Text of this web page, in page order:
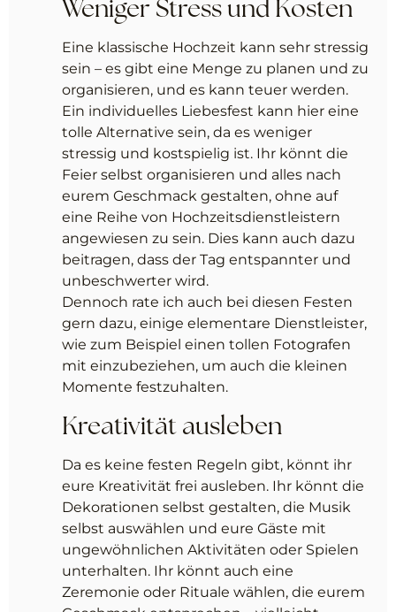
Weniger Stress und Kosten
Eine klassische Hochzeit kann sehr stressig
sein – es gibt eine Menge zu planen und zu
organisieren, und es kann teuer werden.
Ein individuelles Liebesfest kann hier eine
tolle Alternative sein, da es weniger
stressig und kostspielig ist. Ihr könnt die
Feier selbst organisieren und alles nach
eurem Geschmack gestalten, ohne auf
eine Reihe von Hochzeitsdienstleistern
angewiesen zu sein. Dies kann auch dazu
beitragen, dass der Tag entspannter und
unbeschwerter wird.
Dennoch rate ich auch bei diesen Festen
gern dazu, einige elementare Dienstleister,
wie zum Beispiel einen tollen Fotografen
mit einzubeziehen, um auch die kleinen
Momente festzuhalten.
Kreativität ausleben
Da es keine festen Regeln gibt, könnt ihr
eure Kreativität frei ausleben. Ihr könnt die
Dekorationen selbst gestalten, die Musik
selbst auswählen und eure Gäste mit
ungewöhnlichen Aktivitäten oder Spielen
unterhalten. Ihr könnt auch eine
Zeremonie oder Rituale wählen, die eurem